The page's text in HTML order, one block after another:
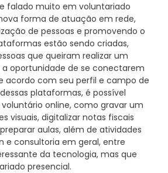
falado muito em voluntariado
forma de atuação em rede,
de pessoas e promovendo o
estão sendo criadas,
que queiram realizar um
oportunidade de se conectarem
acordo com seu perfil e campo de
plataformas, é possível
online, como gravar um
visuais, digitalizar notas fiscais
aulas, além de atividades
e consultoria em geral, entre
da tecnologia, mas que
presencial.